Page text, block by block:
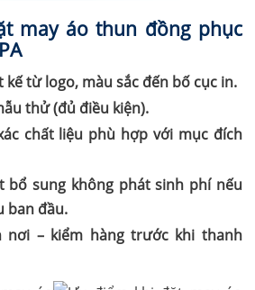
may áo thun đồng phục
từ logo, màu sắc đến bố cục in.
thử (đủ điều kiện).
chất liệu phù hợp với mục đích
bổ sung không phát sinh phí nếu
ban đầu.
nơi – kiểm hàng trước khi thanh